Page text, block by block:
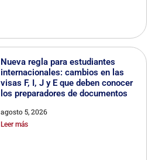
Nueva regla para estudiantes
internacionales: cambios en las
visas F, I, J y E que deben conocer
los preparadores de documentos
agosto 5, 2026
Leer más